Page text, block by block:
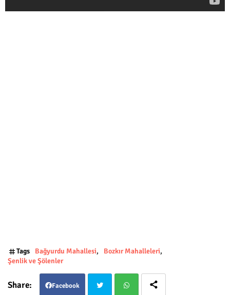
Tags Bağyurdu Mahallesi
Bozkır Mahalleleri
Şenlik ve Şölenler
Facebook